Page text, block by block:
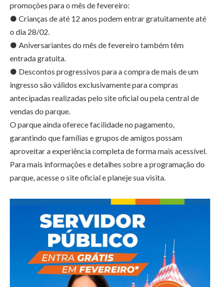
promoções para o mês de fevereiro:
● Crianças de até 12 anos podem entrar gratuitamente até
o dia 28/02.
● Aniversariantes do mês de fevereiro também têm
entrada gratuita.
● Descontos progressivos para a compra de mais de um
ingresso são válidos exclusivamente para compras
antecipadas realizadas pelo site oficial ou pela central de
vendas do parque.
O parque ainda oferece facilidade no pagamento,
garantindo que famílias e grupos de amigos possam
aproveitar a experiência completa de forma mais acessível.
Para mais informações e detalhes sobre a programação do
parque, acesse o site oficial e planeje sua visita.